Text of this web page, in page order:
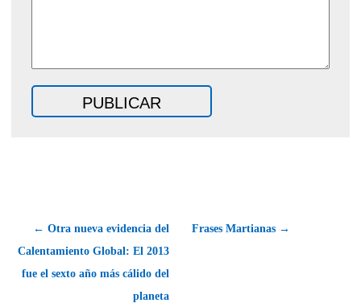
← Otra nueva evidencia del
Calentamiento Global: El 2013
fue el sexto año más cálido del
planeta
Frases Martianas →